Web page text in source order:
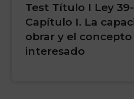
Test Título I Ley 39-
Capítulo I. La
obrar y el
interesado